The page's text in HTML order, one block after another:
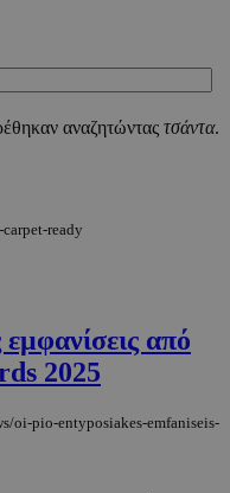
αναζητώντας τσάντα.
ready
από
2025
oi-pio-entyposiakes-emfaniseis-